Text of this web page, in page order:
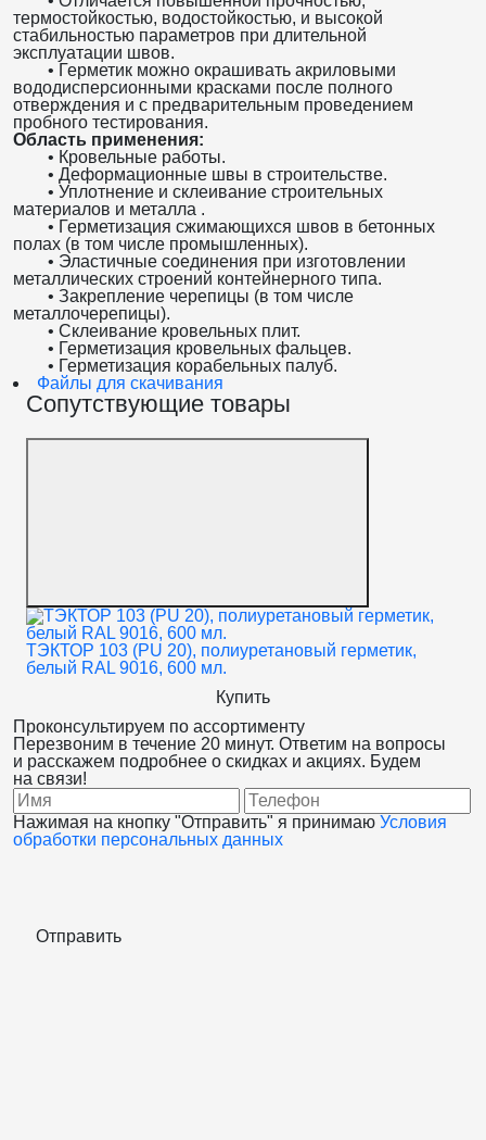
термостойкостью, водостойкостью, и высокой
стабильностью параметров при длительной
эксплуатации швов.
• Герметик можно окрашивать акриловыми
вододисперсионными красками после полного
отверждения и с предварительным проведением
пробного тестирования.
Область применения:
• Кровельные работы.
• Деформационные швы в строительстве.
• Уплотнение и склеивание строительных
материалов и металла .
• Герметизация сжимающихся швов в бетонных
полах (в том числе промышленных).
• Эластичные соединения при изготовлении
металлических строений контейнерного типа.
• Закрепление черепицы (в том числе
металлочерепицы).
• Склеивание кровельных плит.
• Герметизация кровельных фальцев.
• Герметизация корабельных палуб.
Файлы для скачивания
Сопутствующие товары
ТЭКТОР 103 (PU 20), полиуретановый герметик,
белый RAL 9016, 600 мл.
Купить
Проконсультируем по ассортименту
Перезвоним в течение 20 минут. Ответим на вопросы
и расскажем подробнее о скидках и акциях. Будем
на связи!
Нажимая на кнопку "Отправить" я принимаю Условия
обработки персональных данных
Отправить